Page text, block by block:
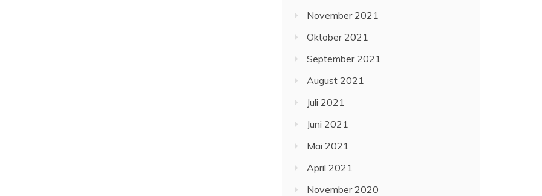
November 2021
Oktober 2021
September 2021
August 2021
Juli 2021
Juni 2021
Mai 2021
April 2021
November 2020